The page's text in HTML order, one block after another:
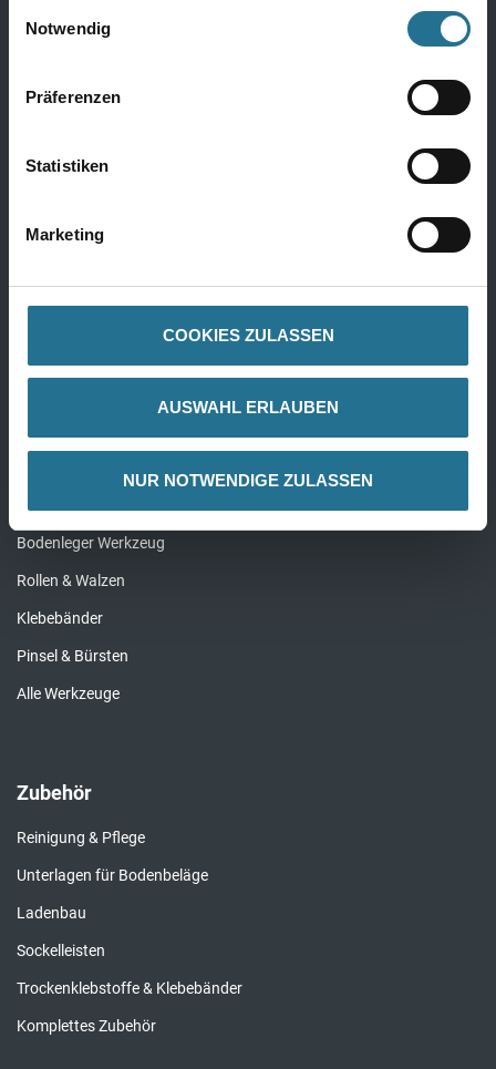
Notwendig
Präferenzen
Statistiken
Marketing
COOKIES ZULASSEN
AUSWAHL ERLAUBEN
NUR NOTWENDIGE ZULASSEN
Bauchemie
Bauchemie Boden
Farben
Innenfarben
Grundierung
Bodenleger Werkzeug
Rollen & Walzen
Klebebänder
Pinsel & Bürsten
Alle Werkzeuge
Zubehör
Reinigung & Pflege
Unterlagen für Bodenbeläge
Ladenbau
Sockelleisten
Trockenklebstoffe & Klebebänder
Komplettes Zubehör